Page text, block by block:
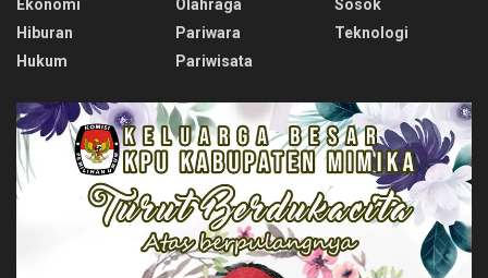
Ekonomi
Hiburan
Hukum
Olahraga
Pariwara
Pariwisata
Sosok
Teknologi